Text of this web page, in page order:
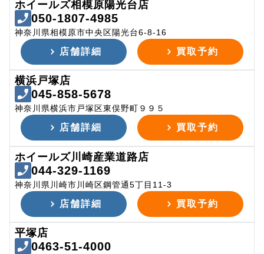
ホイールズ相模原陽光台店
050-1807-4985
神奈川県相模原市中央区陽光台6-8-16
店舗詳細 買取予約
横浜戸塚店
045-858-5678
神奈川県横浜市戸塚区東俣野町９９５
店舗詳細 買取予約
ホイールズ川崎産業道路店
044-329-1169
神奈川県川崎市川崎区鋼管通5丁目11-3
店舗詳細 買取予約
平塚店
0463-51-4000